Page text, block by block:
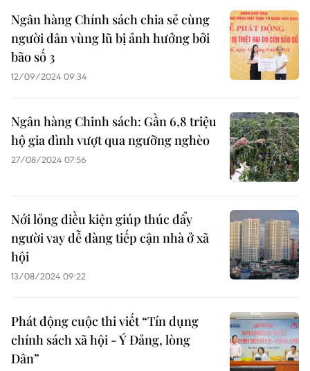
Ngân hàng Chính sách chia sẻ cùng
người dân vùng lũ bị ảnh hưởng bởi
bão số 3
12/09/2024 09:34
Ngân hàng Chinh sách: Gần 6,8 triệu
hộ gia đình vượt qua ngưỡng nghèo
27/08/2024 07:56
Nới lỏng điều kiện giúp thúc đẩy
người vay dễ dàng tiếp cận nhà ở xã
hội
13/08/2024 09:22
Phát động cuộc thi viết “Tín dụng
chính sách xã hội - Ý Đảng, lòng
Dân”